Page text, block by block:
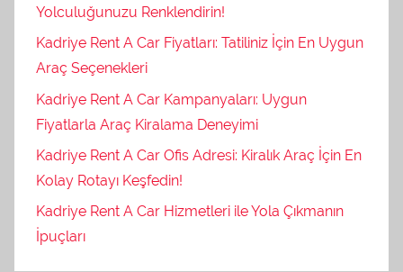
Yolculuğunuzu Renklendirin!
Kadriye Rent A Car Fiyatları: Tatiliniz İçin En Uygun
Araç Seçenekleri
Kadriye Rent A Car Kampanyaları: Uygun
Fiyatlarla Araç Kiralama Deneyimi
Kadriye Rent A Car Ofis Adresi: Kiralık Araç İçin En
Kolay Rotayı Keşfedin!
Kadriye Rent A Car Hizmetleri ile Yola Çıkmanın
İpuçları